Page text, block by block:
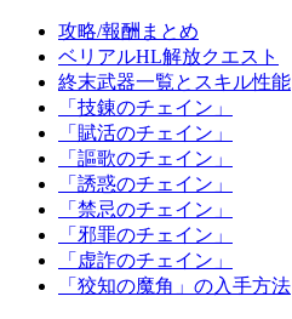
攻略/報酬まとめ
ベリアルHL解放クエスト
終末武器一覧とスキル性能
「技錬のチェイン」
「賦活のチェイン」
「謳歌のチェイン」
「誘惑のチェイン」
「禁忌のチェイン」
「邪罪のチェイン」
「虚詐のチェイン」
「狡知の魔角」の入手方法